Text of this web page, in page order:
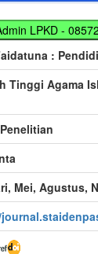
LPKD -
:
Tinggi Agama
Mei, Agustus,